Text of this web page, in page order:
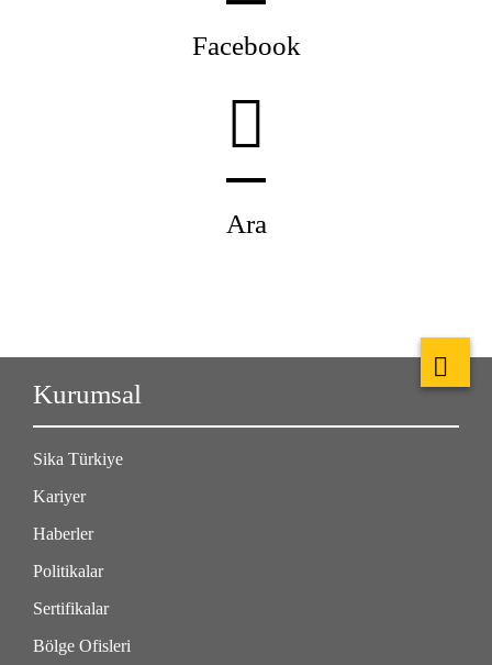
Facebook
Ara
Kurumsal
Sika Türkiye
Kariyer
Haberler
Politikalar
Sertifikalar
Bölge Ofisleri